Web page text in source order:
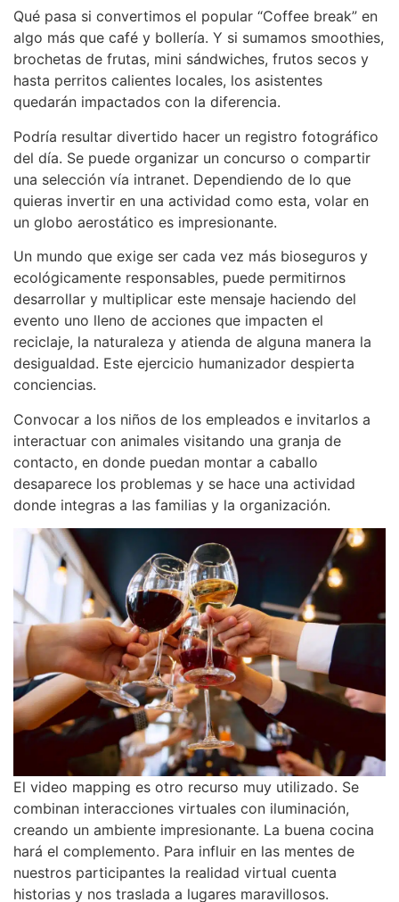
Qué pasa si convertimos el popular “Coffee break” en
algo más que café y bollería. Y si sumamos smoothies,
brochetas de frutas, mini sándwiches, frutos secos y
hasta perritos calientes locales, los asistentes
quedarán impactados con la diferencia.
Podría resultar divertido hacer un registro fotográfico
del día. Se puede organizar un concurso o compartir
una selección vía intranet. Dependiendo de lo que
quieras invertir en una actividad como esta, volar en
un globo aerostático es impresionante.
Un mundo que exige ser cada vez más bioseguros y
ecológicamente responsables, puede permitirnos
desarrollar y multiplicar este mensaje haciendo del
evento uno lleno de acciones que impacten el
reciclaje, la naturaleza y atienda de alguna manera la
desigualdad. Este ejercicio humanizador despierta
conciencias.
Convocar a los niños de los empleados e invitarlos a
interactuar con animales visitando una granja de
contacto, en donde puedan montar a caballo
desaparece los problemas y se hace una actividad
donde integras a las familias y la organización.
El video mapping es otro recurso muy utilizado. Se
combinan interacciones virtuales con iluminación,
creando un ambiente impresionante. La buena cocina
hará el complemento. Para influir en las mentes de
nuestros participantes la realidad virtual cuenta
historias y nos traslada a lugares maravillosos.